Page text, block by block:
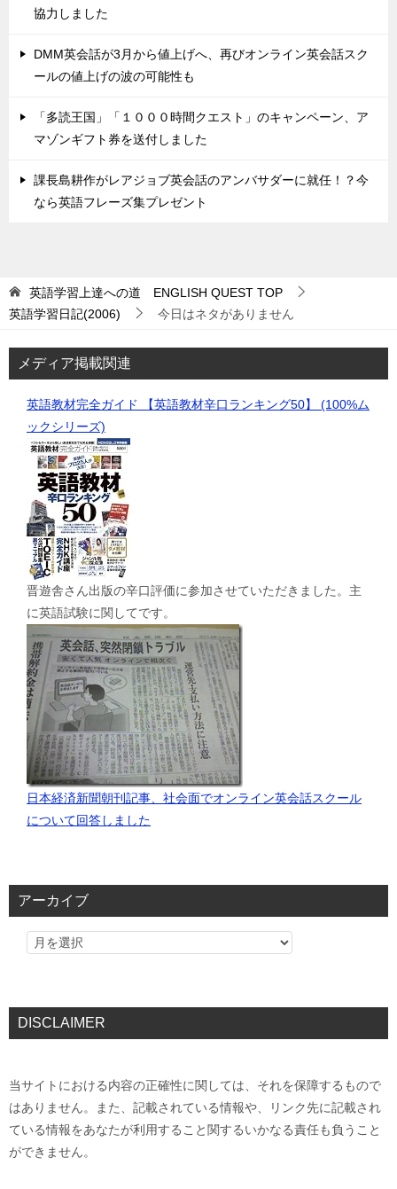
協力しました
DMM英会話が3月から値上げへ、再びオンライン英会話スク
ールの値上げの波の可能性も
「多読王国」「１０００時間クエスト」のキャンペーン、ア
マゾンギフト券を送付しました
課長島耕作がレアジョブ英会話のアンバサダーに就任！？今
なら英語フレーズ集プレゼント
英語学習上達への道 ENGLISH QUEST TOP
英語学習日記(2006)
今日はネタがありません
メディア掲載関連
英語教材完全ガイド 【英語教材辛口ランキング50】 (100%ム
ックシリーズ)
晋遊舎さん出版の辛口評価に参加させていただきました。主
に英語試験に関してです。
日本経済新聞朝刊記事、社会面でオンライン英会話スクール
について回答しました
アーカイブ
DISCLAIMER
当サイトにおける内容の正確性に関しては、それを保障するもので
はありません。また、記載されている情報や、リンク先に記載され
ている情報をあなたが利用すること関するいかなる責任も負うこと
ができません。